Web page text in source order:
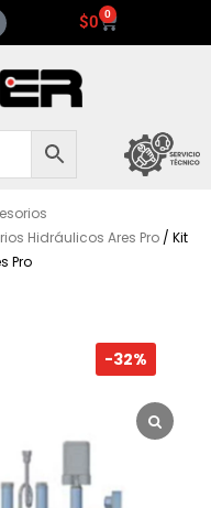
$0 0
Carrito
Hidráulicos Ares Pro / Kit
Pro
-32%